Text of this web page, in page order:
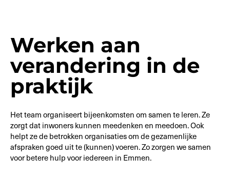
Werken aan
verandering in de
praktijk
Het team organiseert bijeenkomsten om samen te leren. Ze
zorgt dat inwoners kunnen meedenken en meedoen. Ook
helpt ze de betrokken organisaties om de gezamenlijke
afspraken goed uit te (kunnen) voeren. Zo zorgen we samen
voor betere hulp voor iedereen in Emmen.